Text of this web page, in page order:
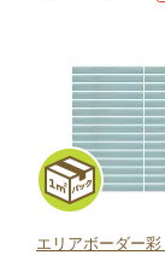
エリアボーダー